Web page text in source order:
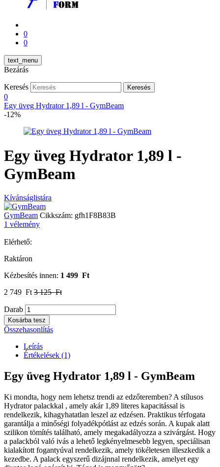
0
0
text_menu
Bezárás
Keresés Keresés
0
Egy üveg Hydrator 1,89 l - GymBeam
-12%
Egy üveg Hydrator 1,89 l -
GymBeam
Kívánságlistára
GymBeam Cikkszám: gfh1F8B83B
1 vélemény
Elérhető:
Raktáron
Kézbesítés innen: 1 499 Ft
2 749 Ft 3 125 Ft
Darab
Kosárba tesz
Összehasonlítás
Leírás
Értékelések (1)
Egy üveg Hydrator 1,89 l - GymBeam
Ki mondta, hogy nem lehetsz trendi az edzőteremben? A stílusos
Hydrator palackkal , amely akár 1,89 literes kapacitással is
rendelkezik, kihagyhatatlan leszel az edzésen. Praktikus térfogata
garantálja a minőségi folyadékpótlást az edzés során. A kupak alatt
szilikon tömítés található, amely megakadályozza a szivárgást. Hogy
a palackból való ivás a lehető legkényelmesebb legyen, speciálisan
kialakított fogantyúval rendelkezik, amely tökéletesen illeszkedik a
kezedbe. A palack egyszerű dizájnnal rendelkezik, amelyet egy